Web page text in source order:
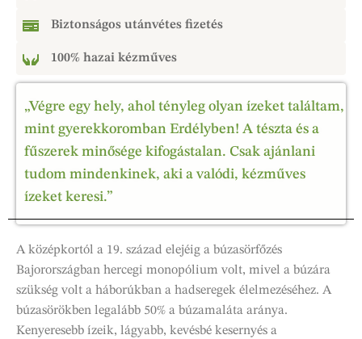
Biztonságos utánvétes fizetés
100% hazai kézműves
„Végre egy hely, ahol tényleg olyan ízeket találtam,
mint gyerekkoromban Erdélyben! A tészta és a
fűszerek minősége kifogástalan. Csak ajánlani
tudom mindenkinek, aki a valódi, kézműves
ízeket keresi.”
A középkortól a 19. század elejéig a búzasörfőzés
Bajorországban hercegi monopólium volt, mivel a búzára
szükség volt a háborúkban a hadseregek élelmezéséhez. A
búzasörökben legalább 50% a búzamaláta aránya.
Kenyeresebb ízeik, lágyabb, kevésbé kesernyés a